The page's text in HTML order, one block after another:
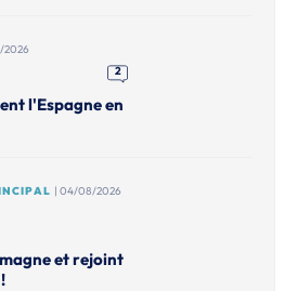
2026
2
l'Espagne en
| 04/08/2026
et rejoint